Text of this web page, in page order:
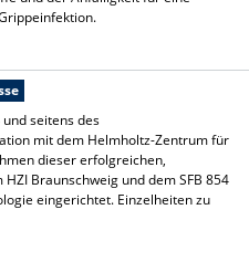
seitens des
mit dem Helmholtz-Zentrum für
dieser erfolgreichen,
Braunschweig und dem SFB 854
eingerichtet. Einzelheiten zu